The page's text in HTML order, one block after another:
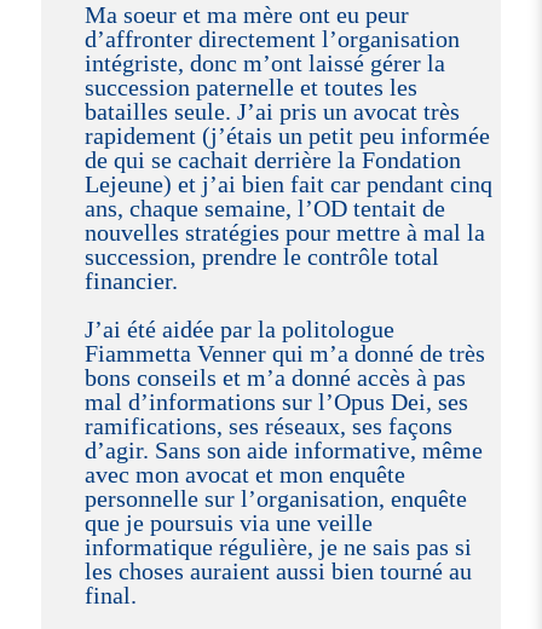
Ma soeur et ma mère ont eu peur
d’affronter directement l’organisation
intégriste, donc m’ont laissé gérer la
succession paternelle et toutes les
batailles seule. J’ai pris un avocat très
rapidement (j’étais un petit peu informée
de qui se cachait derrière la Fondation
Lejeune) et j’ai bien fait car pendant cinq
ans, chaque semaine, l’OD tentait de
nouvelles stratégies pour mettre à mal la
succession, prendre le contrôle total
financier.
J’ai été aidée par la politologue
Fiammetta Venner qui m’a donné de très
bons conseils et m’a donné accès à pas
mal d’informations sur l’Opus Dei, ses
ramifications, ses réseaux, ses façons
d’agir. Sans son aide informative, même
avec mon avocat et mon enquête
personnelle sur l’organisation, enquête
que je poursuis via une veille
informatique régulière, je ne sais pas si
les choses auraient aussi bien tourné au
final.